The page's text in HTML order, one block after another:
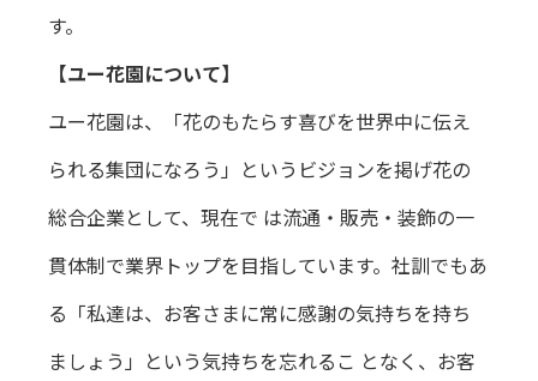
す。
【ユー花園について】
ユー花園は、「花のもたらす喜びを世界中に伝え
られる集団になろう」というビジョンを掲げ花の
総合企業として、現在で は流通・販売・装飾の一
貫体制で業界トップを目指しています。社訓でもあ
る「私達は、お客さまに常に感謝の気持ちを持ち
ましょう」という気持ちを忘れるこ となく、お客